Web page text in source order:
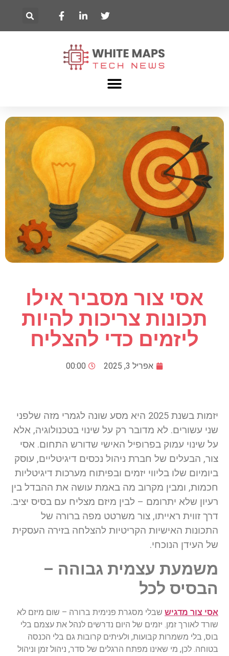
אסי צור מסביר אילו
תכונות צריכות להיות
ליזמים כדי להצליח
אפריל 3, 2025 00:00
יזמות בשנת 2025 היא מסע שונה לגמרי מזה שלפני
שני עשורים. לא מדובר רק על שינוי בטכנולוגיה, אלא
על שינוי עמוק בפרופיל האישי שדורש התחום. אסי
צור, הבעלים של חברת ניהול נכסים דיגיטליים, עוסק
ביומיום שלו בליווי יזמים ובפיתוח מערכות דיגיטליות
חכמות, ומבין מקרוב מה באמת עושה את ההבדל בין
רעיון שלא יתרומם – לבין מיזם מצליח עם בסיס יציב.
דרך זווית ראייתו, צור משרטט מפה ברורה של
התכונות האישיות הקריטיות להצלחה בזירה העסקית
של העידן הנוכחי.
משמעת עצמית גבוהה –
הבסיס לכל
אסי צור מדגיש שבלי מסגרת פנימית ברורה – שום מיזם לא
שורד לאורך זמן. יזמים של היום נדרשים לנהל את עצמם בלי
בוס, בלי משמרות קבועות, ולעיתים קרובות גם בלי הכנסה
בטוחה. לכן, מי שאינו מפתח הרגלים של סדר, ניהול זמן וניהול